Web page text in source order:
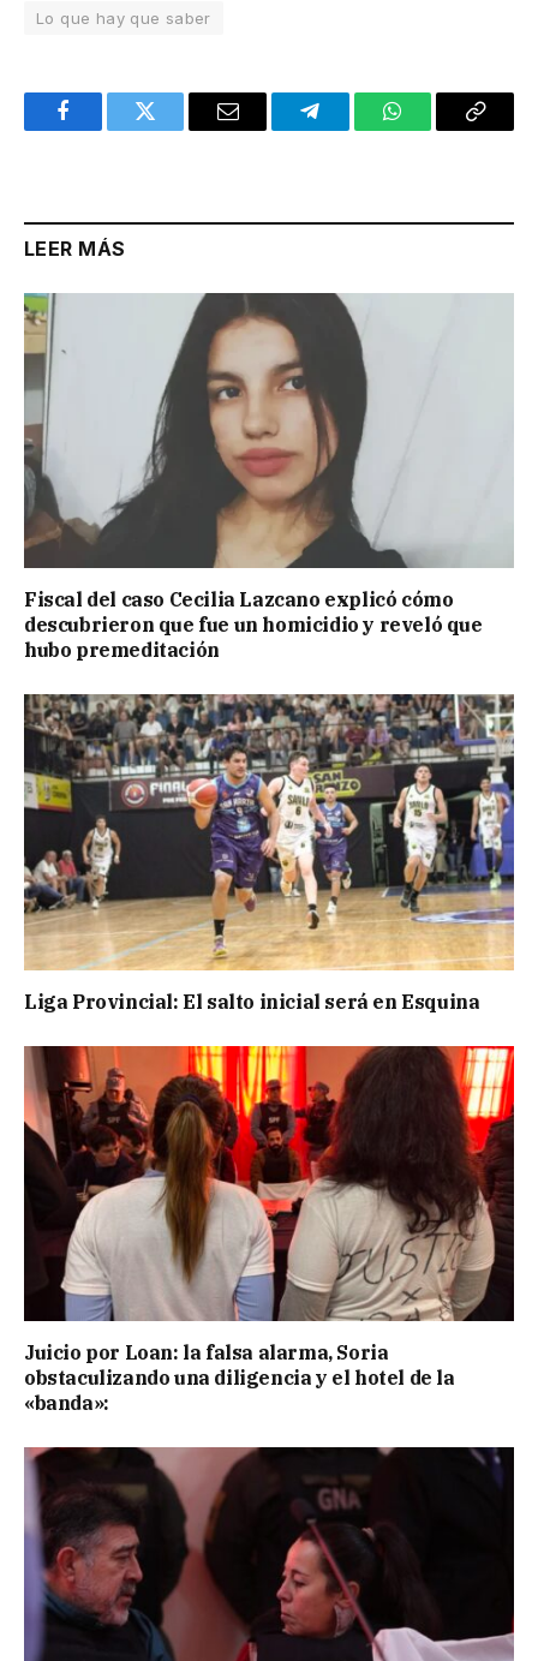
Lo que hay que saber
FacebookTwitter Email TelegramWhatsAppCopy
LEER MÁS
Fiscal del caso Cecilia Lazcano explicó cómo
descubrieron que fue un homicidio y reveló que
hubo premeditación
Liga Provincial: El salto inicial será en Esquina
Juicio por Loan: la falsa alarma, Soria
obstaculizando una diligencia y el hotel de la
«banda»: